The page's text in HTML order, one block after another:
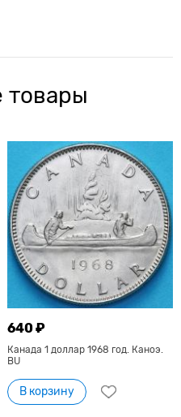
товары
640 ₽
Канада 1 доллар 1968 год. Каноэ.
BU
В корзину